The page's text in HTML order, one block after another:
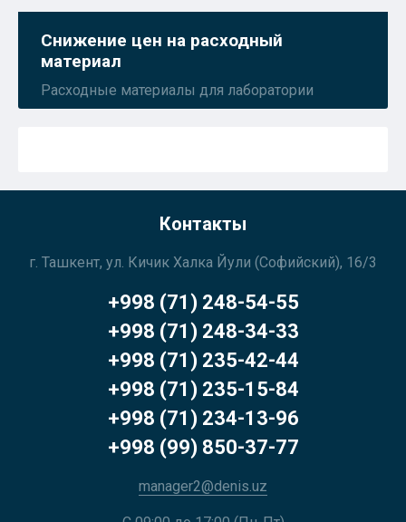
Снижение цен на расходный
материал
Расходные материалы для лаборатории
Контакты
г. Ташкент, ул. Кичик Халка Йули (Софийский), 16/3
+998 (71) 248-54-55
+998 (71) 248-34-33
+998 (71) 235-42-44
+998 (71) 235-15-84
+998 (71) 234-13-96
+998 (99) 850-37-77
manager2@denis.uz